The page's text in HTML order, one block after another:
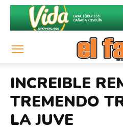
INCREIBLE
TREMENDO
LA JUVE